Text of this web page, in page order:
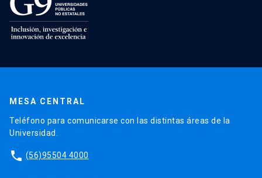
MESA CENTRAL
Teléfono para comunicarse con las distintas áreas de la
Universidad.
phone (56)95504 4000